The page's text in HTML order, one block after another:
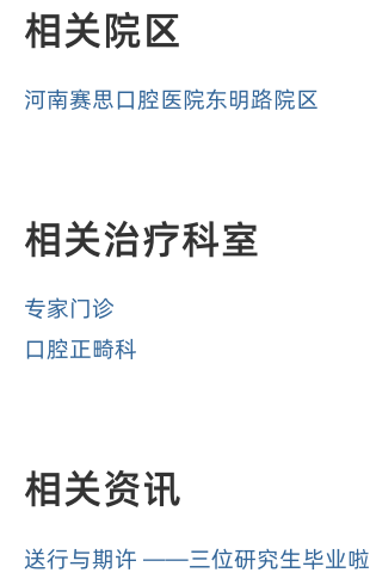
相关院区
河南赛思口腔医院东明路院区
相关治疗科室
专家门诊
口腔正畸科
相关资讯
送行与期许 ——三位研究生毕业啦